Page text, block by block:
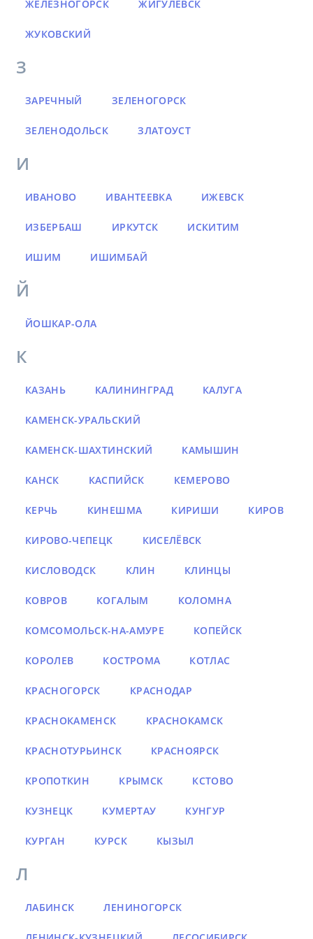
ЖЕЛЕЗНОГОРСК ЖИГУЛЕВСК
ЖУКОВСКИЙ
З
ЗАРЕЧНЫЙ ЗЕЛЕНОГОРСК
ЗЕЛЕНОДОЛЬСК ЗЛАТОУСТ
И
ИВАНОВО ИВАНТЕЕВКА ИЖЕВСК
ИЗБЕРБАШ ИРКУТСК ИСКИТИМ
ИШИМ ИШИМБАЙ
Й
ЙОШКАР-ОЛА
К
КАЗАНЬ КАЛИНИНГРАД КАЛУГА
КАМЕНСК-УРАЛЬСКИЙ
КАМЕНСК-ШАХТИНСКИЙ КАМЫШИН
КАНСК КАСПИЙСК КЕМЕРОВО
КЕРЧЬ КИНЕШМА КИРИШИ КИРОВ
КИРОВО-ЧЕПЕЦК КИСЕЛЁВСК
КИСЛОВОДСК КЛИН КЛИНЦЫ
КОВРОВ КОГАЛЫМ КОЛОМНА
КОМСОМОЛЬСК-НА-АМУРЕ КОПЕЙСК
КОРОЛЕВ КОСТРОМА КОТЛАС
КРАСНОГОРСК КРАСНОДАР
КРАСНОКАМЕНСК КРАСНОКАМСК
КРАСНОТУРЬИНСК КРАСНОЯРСК
КРОПОТКИН КРЫМСК КСТОВО
КУЗНЕЦК КУМЕРТАУ КУНГУР
КУРГАН КУРСК КЫЗЫЛ
Л
ЛАБИНСК ЛЕНИНОГОРСК